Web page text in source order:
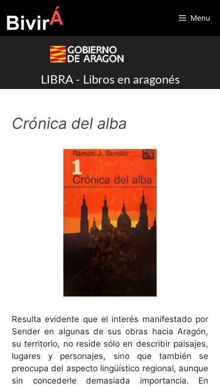
to
content
Menu
LIBRA - Libros en aragonés
Crónica del alba
Resulta evidente que el interés manifestado por
Sender en algunas de sus obras hacia Aragón,
su territorio, no reside sólo en describir paisajes,
lugares y personajes, sino que también se
preocupa del aspecto lingüístico regional, aunque
sin concederle demasiada importancia. En